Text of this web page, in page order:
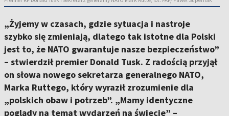
„Żyjemy w czasach, gdzie sytuacja i nastroje
szybko się zmieniają, dlatego tak istotne dla Polski
jest to, że NATO gwarantuje nasze bezpieczeństwo”
– stwierdził premier Donald Tusk. Z radością przyjął
on słowa nowego sekretarza generalnego NATO,
Marka Ruttego, który wyraził zrozumienie dla
„polskich obaw i potrzeb”. „Mamy identyczne
poglądy na temat wydarzeń na świecie” –